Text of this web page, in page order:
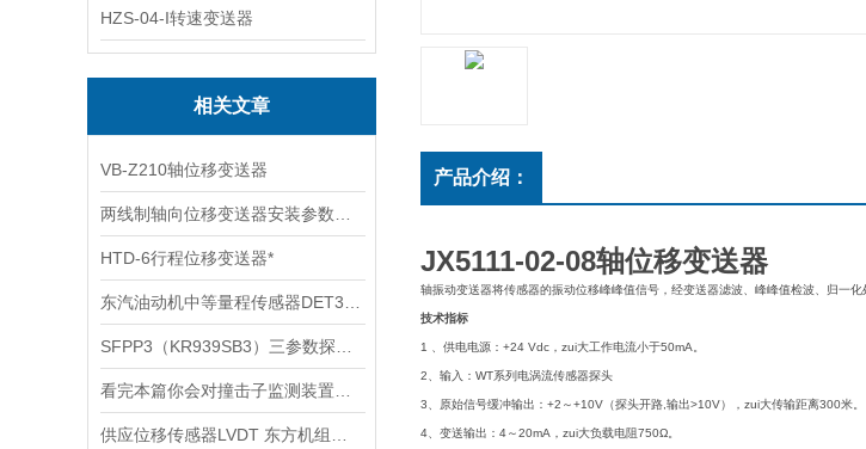
HZS-04-I转速变送器
相关文章
VB-Z210轴位移变送器
HTD-6行程位移变送器*
产品介绍：
JX5111-02-08轴位移变送器
轴振动变送器将传感器的振动位移峰峰值信号，经变送器滤波、峰峰值检波、归一
技术指标
1 、供电电源：+24 Vdc，zui大工作电流小于50mA。
2、输入：WT系列电涡流传感器探头
3、原始信号缓冲输出：+2～+10V（探头开路,输出>10V），zui大传输距离300米。
4、变送输出：4～20mA，zui大负载电阻750Ω。